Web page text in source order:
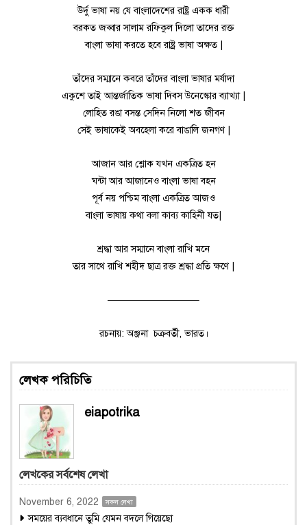
উর্দু ভাষা নয় যে বাংলাদেশের রাষ্ট্র একক ধারী
বরকত জব্বার সালাম রফিকুল দিলো তাদের রক্ত
বাংলা ভাষা করতে হবে রাষ্ট্র ভাষা অক্ষত |
তাঁদের সম্মানে কবরে তাঁদের বাংলা ভাষার মর্যাদা
একুশে তাই আন্তর্জাতিক ভাষা দিবস উনেস্কোর ব্যাখ্যা |
লোহিত রঙা বসন্ত সেদিন নিলো শত জীবন
সেই ভাষাকেই অবহেলা করে বাঙালি জনগণ |
আজান আর শ্লোক যখন একত্রিত হন
ঘন্টা আর আজানেও বাংলা ভাষা বহন
পূর্ব নয় পশ্চিম বাংলা একত্রিত আজও
বাংলা ভাষায় কথা বলা কাব্য কাহিনী যত|
শ্রদ্ধা আর সম্মানে বাংলা রাখি মনে
তার সাথে রাখি শহীদ ছাত্র রক্ত শ্রদ্ধা প্রতি ক্ষণে |
—————————–
রচনায়: অঞ্জনা চক্রবর্তী, ভারত।
লেখক পরিচিতি
eiapotrika
লেখকের সর্বশেষ লেখা
November 6, 2022 সকল লেখা
সময়ের ব্যবধানে তুমি যেমন বদলে গিয়েছো